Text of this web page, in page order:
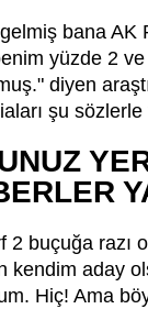
bana AK
yüzde 2
diyen
şu sözlerle
2 buçuğa razı
kendim aday
Hiç! Ama